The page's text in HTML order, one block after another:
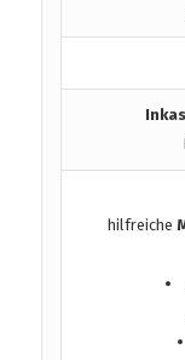
hilfreiche